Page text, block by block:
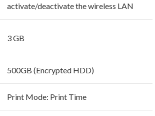
activate/deactivate the wireless LAN
3 GB
500GB (Encrypted HDD)
Print Mode: Print Time